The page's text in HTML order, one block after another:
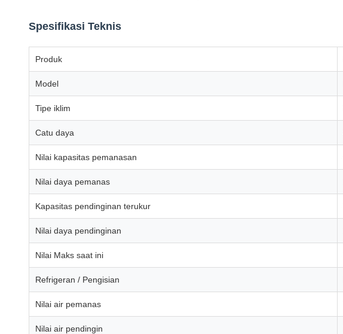
Spesifikasi Teknis
Produk
Model
Tipe iklim
Catu daya
Nilai kapasitas pemanasan
Nilai daya pemanas
Kapasitas pendinginan terukur
Nilai daya pendinginan
Nilai Maks saat ini
Refrigeran / Pengisian
Nilai air pemanas
Nilai air pendingin